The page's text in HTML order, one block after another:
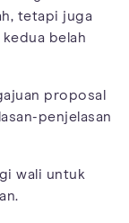
tetapi juga
belah
proposal
penjelasan
wali untuk